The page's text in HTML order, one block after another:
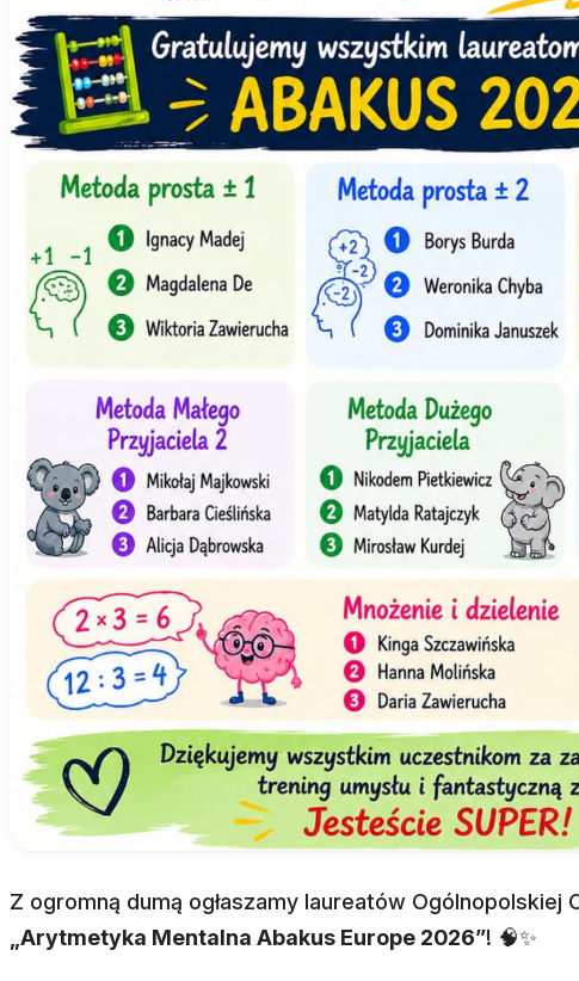
Z ogromną dumą ogłaszamy laureatów Ogólnopolskiej
„Arytmetyka Mentalna Abakus Europe 2026”! 🧠✨